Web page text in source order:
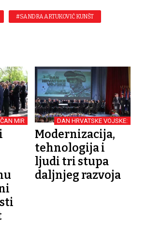
#SANDRA ARTUKOVIĆ KUNŠT
MIR DAN HRVATSKE VOJSKE:
Modernizacija,
tehnologija i
ljudi tri stupa
daljnjeg razvoja